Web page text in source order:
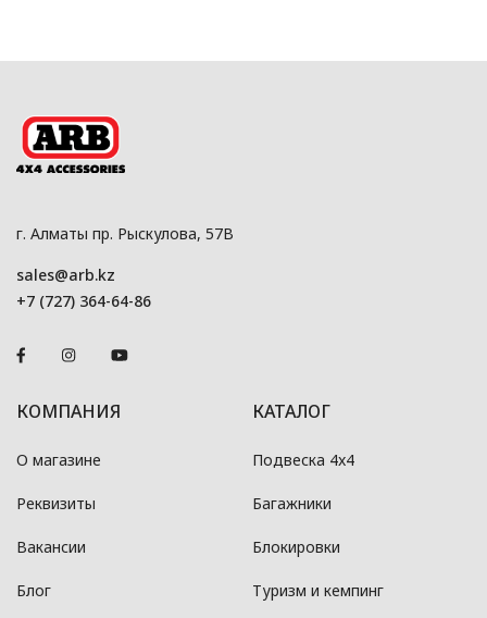
г. Алматы пр. Рыскулова, 57В
sales@arb.kz
+7 (727) 364-64-86
КОМПАНИЯ
О магазине
Реквизиты
Вакансии
Блог
КАТАЛОГ
Подвеска 4x4
Багажники
Блокировки
Туризм и кемпинг